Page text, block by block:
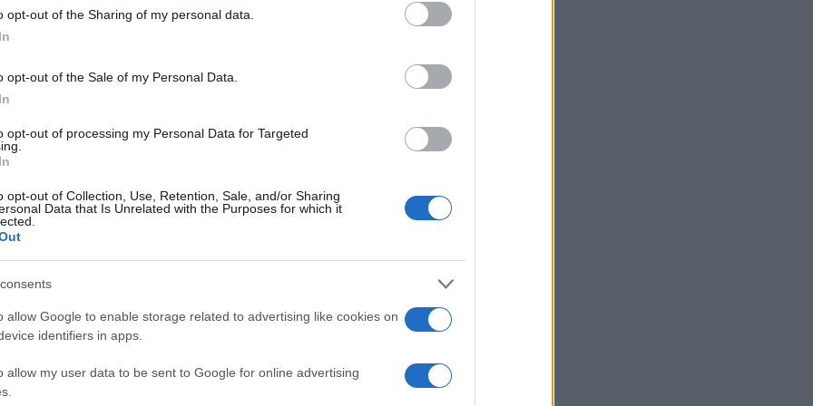
opt-out of the Sharing of my personal data.
opt-out of the Sale of my Personal Data.
opt-out of processing my Personal Data for Targeted
opt-out of Collection, Use, Retention, Sale, and/or Sharing
Data that Is Unrelated with the Purposes for which it
allow Google to enable storage related to advertising like cookies on
identifiers in apps.
allow my user data to be sent to Google for online advertising
ona elektryczna i dużo droższa
Range Rover Sport 2022. Nowoczesny i
piekielnie ważny dla marki
Jaguar nie goni już BMW. To nie miało